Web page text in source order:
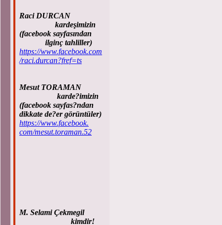
Raci DURCAN
kardeşimizin
(facebook sayfasından
ilginç tahliller)
https://www.facebook.com
/raci.durcan?fref=ts
Mesut TORAMAN
karde?imizin
(facebook sayfas?ndan
dikkate de?er görüntüler)
https://www.facebook.
com/mesut.toraman.52
M. Selami Çekmegil
kimdir!